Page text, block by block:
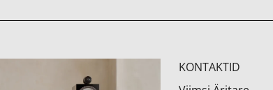
KONTAKTID